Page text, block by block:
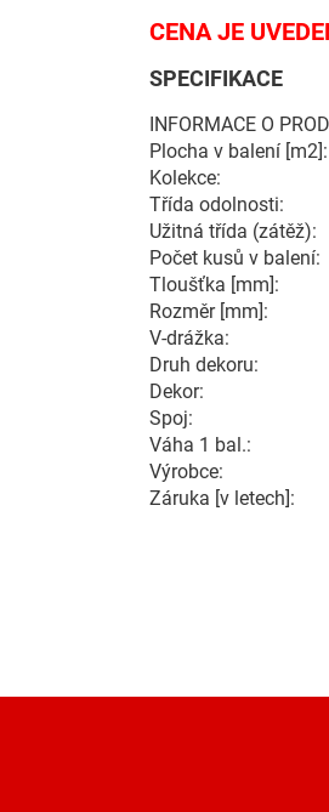
CENA JE
SPECIFIKACE
INFORMACE O
Plocha v balení [m2]:
Kolekce:
Třída odolnosti:
Užitná třída (zátěž):
Počet kusů v balení:
Tloušťka [mm]:
Rozměr [mm]:
V-drážka:
Druh dekoru:
Dekor:
Spoj:
Váha 1 bal.:
Výrobce:
Záruka [v letech]: